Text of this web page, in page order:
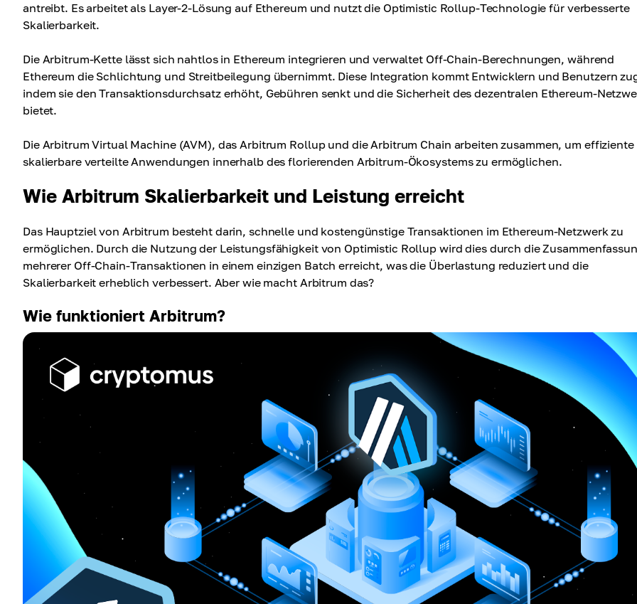
antreibt. Es arbeitet als Layer-2-Lösung auf Ethereum und nutzt die Optimistic Rollup-Technologie für verbesserte
Skalierbarkeit.
Die Arbitrum-Kette lässt sich nahtlos in Ethereum integrieren und verwaltet Off-Chain-Berechnungen, während
Ethereum die Schlichtung und Streitbeilegung übernimmt. Diese Integration kommt Entwicklern und Benutzern
indem sie den Transaktionsdurchsatz erhöht, Gebühren senkt und die Sicherheit des dezentralen Ethereum-
bietet.
Die Arbitrum Virtual Machine (AVM), das Arbitrum Rollup und die Arbitrum Chain arbeiten zusammen, um
skalierbare verteilte Anwendungen innerhalb des florierenden Arbitrum-Ökosystems zu ermöglichen.
Wie Arbitrum Skalierbarkeit und Leistung erreicht
Das Hauptziel von Arbitrum besteht darin, schnelle und kostengünstige Transaktionen im Ethereum-Netzwerk zu
ermöglichen. Durch die Nutzung der Leistungsfähigkeit von Optimistic Rollup wird dies durch die
mehrerer Off-Chain-Transaktionen in einem einzigen Batch erreicht, was die Überlastung reduziert und die
Skalierbarkeit erheblich verbessert. Aber wie macht Arbitrum das?
Wie funktioniert Arbitrum?